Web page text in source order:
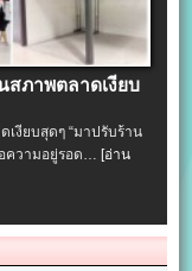
สภาพตลาดเงียบ
เงียบสุดๆ “มาปรับร้าน
อความอยู่รอด…[อ่าน